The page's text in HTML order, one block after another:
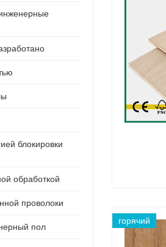
горячий
блокировки
обработкой
проволоки
пол